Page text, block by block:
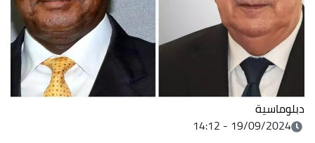
دبلوماسية
19/09/2024 - 14:12